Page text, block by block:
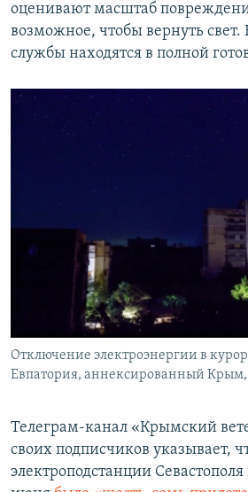
оценивают масштаб
возможное, чтобы вернуть свет.
службы находятся в полной
Отключение электроэнергии в
Евпатория, аннексированный Крым,
Телеграм-канал «Крымский
своих подписчиков указывает,
электроподстанции Севастополя